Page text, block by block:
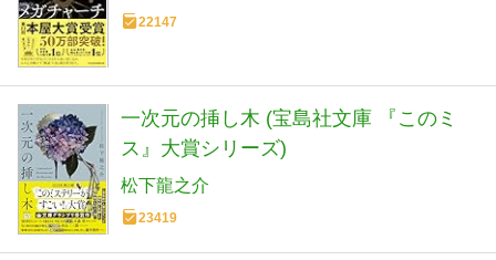
22147
一次元の挿し木 (宝島社文庫 『このミ
ス』大賞シリーズ)
松下龍之介
23419